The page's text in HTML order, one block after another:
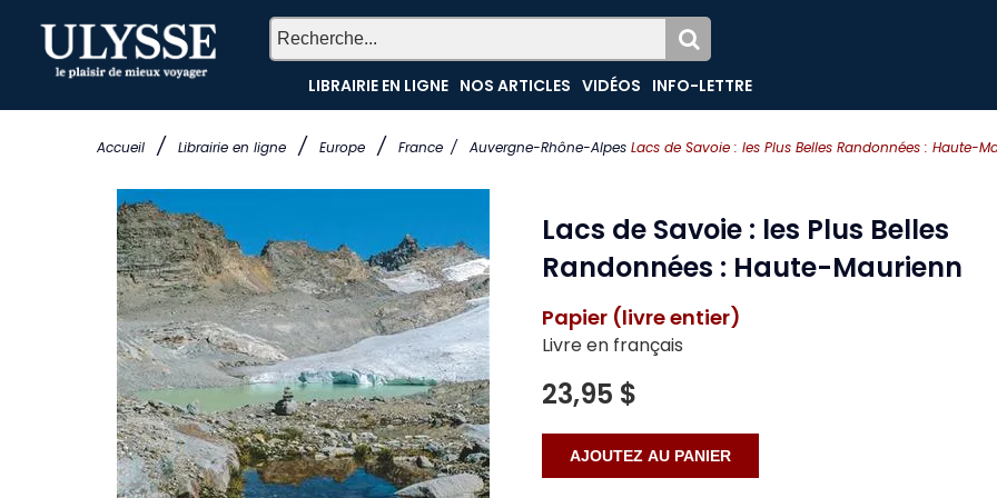
Accueil / Librairie en ligne / Europe / France / Auvergne-Rhône-Alpes Lacs de Savoie : les Plus Belles Randonnées : Haute-
LIBRAIRIE EN LIGNE NOS ARTICLES VIDÉOS INFO-LETTRE
Lacs de Savoie : les Plus Belles
Randonnées : Haute-Maurienn
Papier (livre entier)
Livre en français
23,95 $